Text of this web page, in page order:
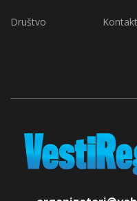
Društvo Kontakt